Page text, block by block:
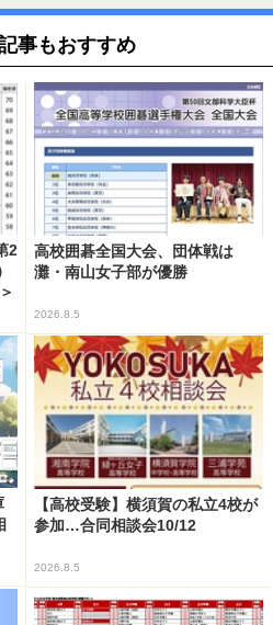
事もおすすめ
2
高校囲碁全国大会、団体戦は
灘・南山女子部が優勝
2026.8.5
【高校受験】横須賀の私立4校が
参加…合同相談会10/12
2026.8.5